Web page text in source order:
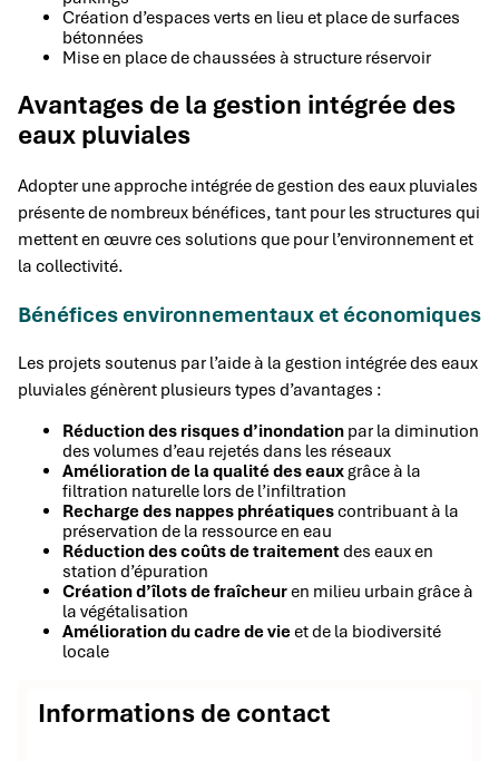
Création d’espaces verts en lieu et place de surfaces
bétonnées
Mise en place de chaussées à structure réservoir
Avantages de la gestion intégrée des
eaux pluviales
Adopter une approche intégrée de gestion des eaux pluviales
présente de nombreux bénéfices, tant pour les structures qui
mettent en œuvre ces solutions que pour l’environnement et
la collectivité.
Bénéfices environnementaux et économiques
Les projets soutenus par l’aide à la gestion intégrée des eaux
pluviales génèrent plusieurs types d’avantages :
Réduction des risques d’inondation par la diminution
des volumes d’eau rejetés dans les réseaux
Amélioration de la qualité des eauxgrâce à la
filtration naturelle lors de l’infiltration
Recharge des nappes phréatiquescontribuant à la
préservation de la ressource en eau
Réduction des coûts de traitementdes eaux en
station d’épuration
Création d’îlots de fraîcheuren milieu urbain grâce à
la végétalisation
Amélioration du cadre de vieet de la biodiversité
locale
Informations de contact